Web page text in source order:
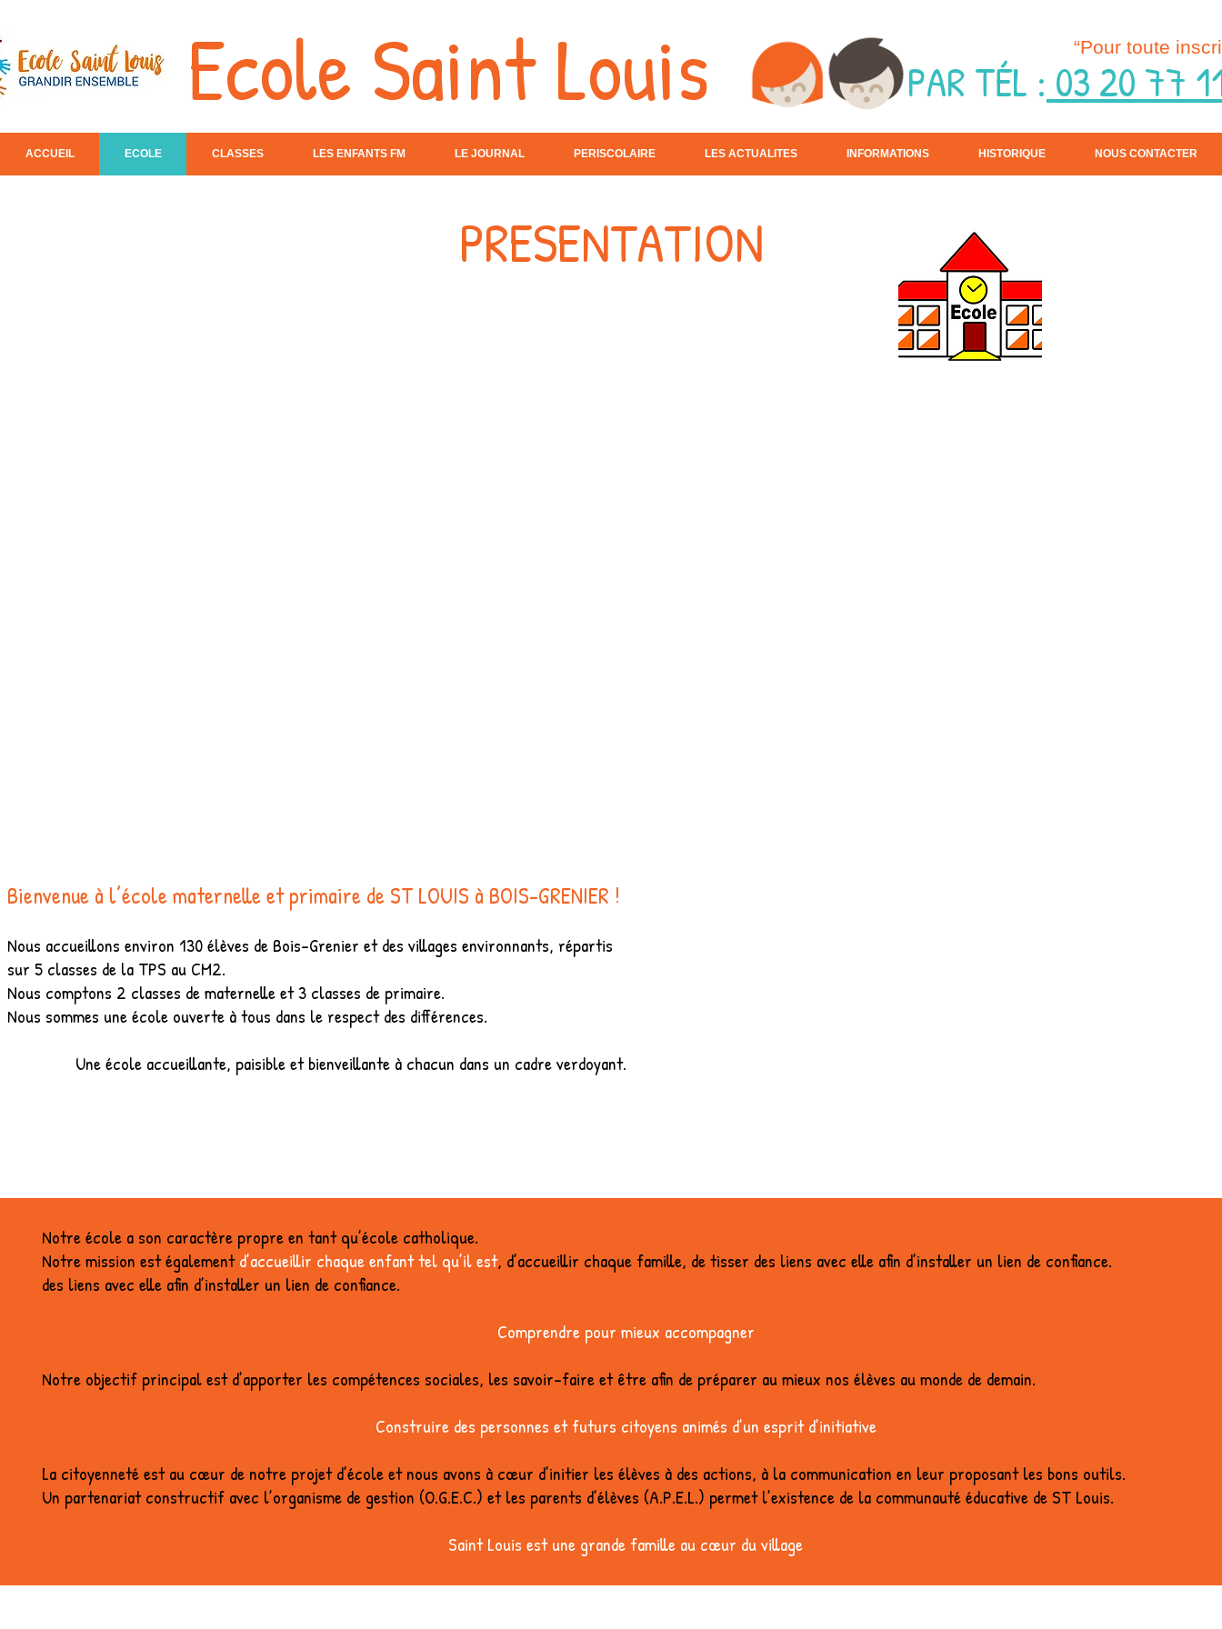
Ecole Saint Louis “Pour toute
PAR TÉL : 03 20 77
ACCUEIL ECOLE CLASSES LES ENFANTS FM LE JOURNAL PERISCOLAIRE LES ACTUALITES INFORMATIONS HISTORIQUE NOUS CONTACTER
PRESENTATION
Bienvenue à l’école maternelle et primaire de ST LOUIS à BOIS-GRENIER !
Nous accueillons environ 130 élèves de Bois-Grenier et des villages environnants, répartis
sur 5 classes de la TPS au CM2.
Nous comptons 2 classes de maternelle et 3 classes de primaire.
Nous sommes une école ouverte à tous dans le respect des différences.
Une école accueillante, paisible et bienveillante à chacun dans un cadre verdoyant.
Notre école a son caractère propre en tant qu’école catholique.
Notre mission est égalementd’accueillir chaque enfant tel qu’il est, d’accueillir chaque famille, de tisser des liens avec elle afin d’installer un lien de confiance.
des liens avec elle afin d’installer un lien de confiance.
Comprendre pour mieux accompagner
Notre objectif principal est d’apporter les compétences sociales, les savoir-faire et être afin de préparer au mieux nos élèves au monde de demain.
Construire des personnes et futurs citoyens animés d’un esprit d’initiative
La citoyenneté est au cœur de notre projet d’école et nous avons à cœur d’initier les élèves à des actions, à la communication en leur proposant les bons outils.
Un partenariat constructif avec l’organisme de gestion (O.G.E.C.) et les parents d’élèves (A.P.E.L.) permet l’existence de la communauté éducative de ST Louis.
Saint Louis est une grande famille au cœur du village